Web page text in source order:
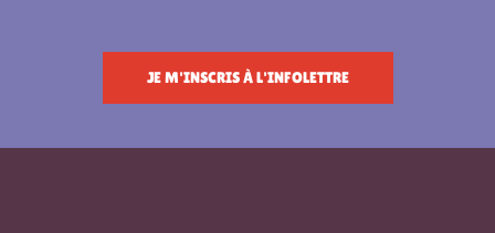
JE M'INSCRIS À L'INFOLETTRE